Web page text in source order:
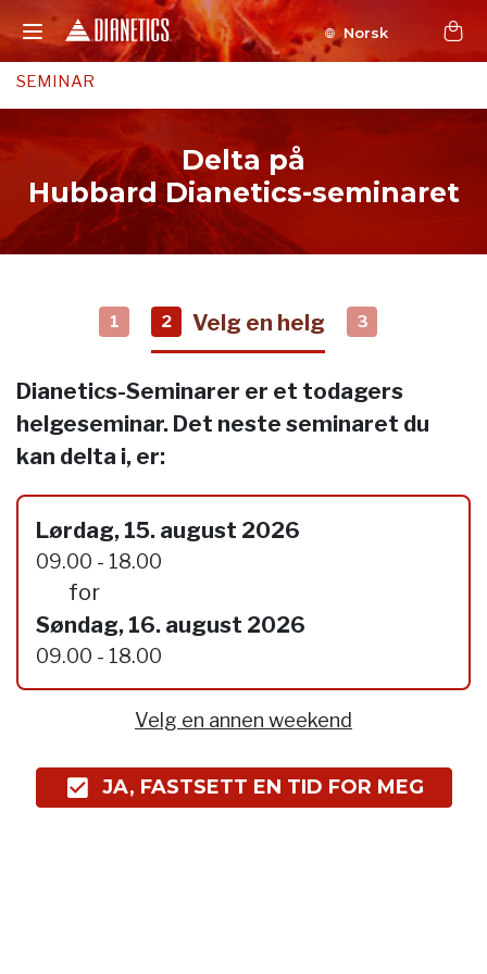
Norsk
SEMINAR
Delta på
Hubbard Dianetics-seminaret
1 2 Velg en helg 3
Dianetics-Seminarer er et todagers
helgeseminar. Det neste seminaret du
kan delta i, er:
Lørdag, 15. august 2026
09.00 - 18.00
for
Søndag, 16. august 2026
09.00 - 18.00
Velg en annen weekend
JA, FASTSETT EN TID FOR MEG